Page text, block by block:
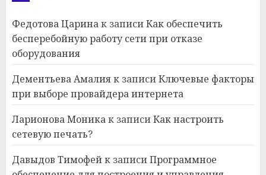
Федотова Царинак записиКак обеспечить
бесперебойную работу сети при отказе
оборудования
Дементьева Амалияк записиКлючевые факторы
при выборе провайдера интернета
Ларионова Моникак записиКак настроить
сетевую печать?
Давыдов Тимофейк записиПрограммное